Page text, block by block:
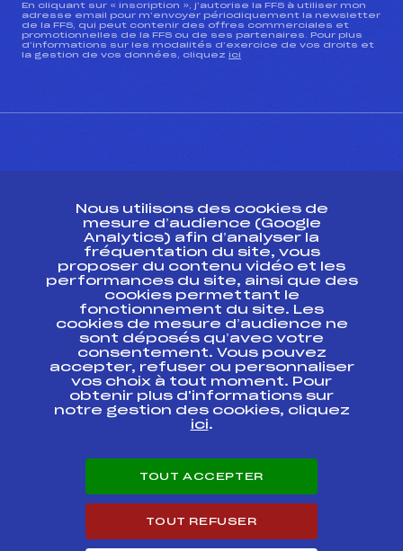
En cliquant sur « inscription », j’autorise la FFS à utiliser mon
adresse email pour m’envoyer périodiquement la newsletter
de la FFS, qui peut contenir des offres commerciales et
promotionnelles de la FFS ou de ses partenaires. Pour plus
d’informations sur les modalités d’exercice de vos droits et
la gestion de vos données, cliquez ici
Ressources
Pass’Neige
Projet sportif fédéral
Projet de performance fédéral
Antidopage
Pôle Développement, Formation, Suivi
Scientifique
Listes ministérielles
Pôle vie de l’athlète
Enseignement professionnel
Carrières
Nous utilisons des cookies de
mesure d’audience (Google
Analytics) afin d’analyser la
fréquentation du site, vous
proposer du contenu vidéo et les
performances du site, ainsi que des
cookies permettant le
fonctionnement du site. Les
cookies de mesure d’audience ne
sont déposés qu’avec votre
consentement. Vous pouvez
accepter, refuser ou personnaliser
vos choix à tout moment. Pour
obtenir plus d'informations sur
notre gestion des cookies, cliquez
ici.
TOUT ACCEPTER
TOUT REFUSER